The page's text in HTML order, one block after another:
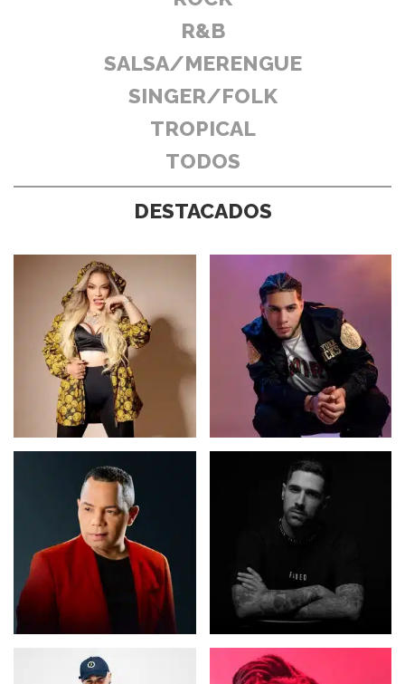
DESTACADOS
R&B
SALSA/MERENGUE
SINGER/FOLK
TROPICAL
TODOS